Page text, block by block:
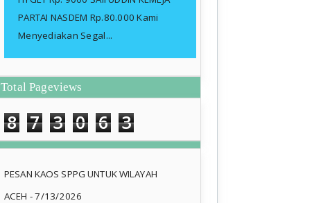
PARTAI NASDEM Rp.80.000 Kami
Menyediakan Segal...
Total Pageviews
8 7 3 0 6 3
PESAN KAOS SPPG UNTUK WILAYAH
ACEH - 7/13/2026